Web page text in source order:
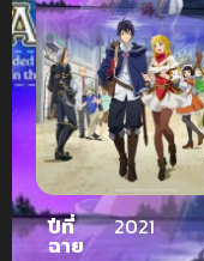
ปีที่
ฉาย
2021